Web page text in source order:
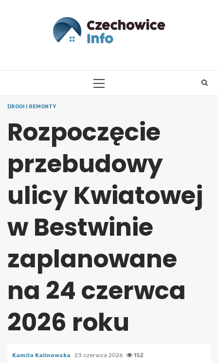
PRIMARY
DROGI I REMONTY
Rozpoczęcie
przebudowy
ulicy Kwiatowej
w Bestwinie
zaplanowane
na 24 czerwca
2026 roku
Kamila Kalinowska 23 czerwca 2026 152